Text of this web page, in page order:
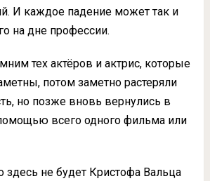
И каждое падение может так и
на дне профессии.
тех актёров и актрис, которые
потом заметно растеряли
но позже вновь вернулись в
всего одного фильма или
здесь не будет Кристофа Вальца